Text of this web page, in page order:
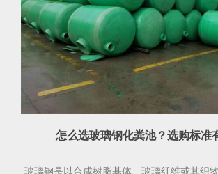
怎么选玻璃钢化粪池？选购标准
玻璃钢是以合成树脂基体、玻璃纤维或其织